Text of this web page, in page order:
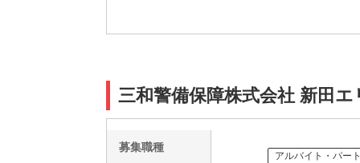
三和警備保障株式会社 新田
募集職種
アルバイト・パー